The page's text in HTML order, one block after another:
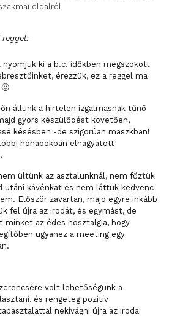
oldalról.
reggel:
nyomjuk ki a b.c. időkben megszokott
érezzük, ez a reggel ma
állunk a hirtelen izgalmasnak tűnő
gyors készülődést követően,
késésben -de szigorúan maszkban!
hónapokban elhagyatott
ültünk az asztalunknál, nem főztük
utáni kávénkat és nem láttuk kedvenc
Először zavartan, majd egyre inkább
fel újra az irodát, és egymást, de
minket az édes nosztalgia, hogy
ugyanez a meeting egy
volt lehetőségünk a
és rengeteg pozitív
nekivágni újra az irodai